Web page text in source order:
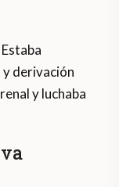
y derivación
y luchaba